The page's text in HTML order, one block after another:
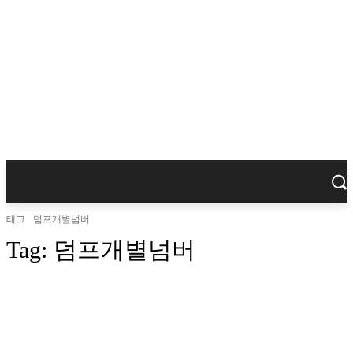
태그 덤프개별넘버
Tag: 덤프개별넘버